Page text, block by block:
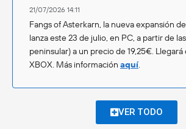
21/07/2026 14:11
Fangs of Asterkarn, la nueva expansión
lanza este 23 de julio, en PC, a partir de
peninsular) a un precio de 19,25€. Llegará
XBOX. Más información aquí.
VER TODO